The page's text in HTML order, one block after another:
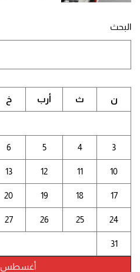
البحث
أغسطس 2026
ن ث أرب خ
3
4
5
6
10
11
12
13
17
18
19
20
24
25
26
27
31